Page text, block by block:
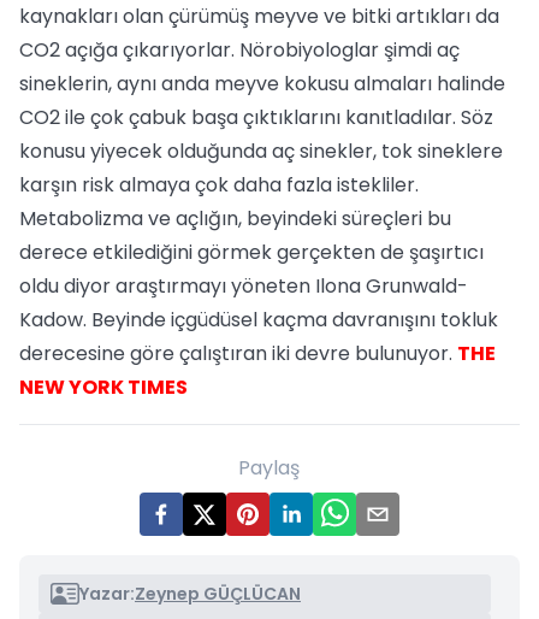
kaynakları olan çürümüş meyve ve bitki artıkları da
CO2 açığa çıkarıyorlar. Nörobiyologlar şimdi aç
sineklerin, aynı anda meyve kokusu almaları halinde
CO2 ile çok çabuk başa çıktıklarını kanıtladılar. Söz
konusu yiyecek olduğunda aç sinekler, tok sineklere
karşın risk almaya çok daha fazla istekliler.
Metabolizma ve açlığın, beyindeki süreçleri bu
derece etkilediğini görmek gerçekten de şaşırtıcı
oldu diyor araştırmayı yöneten Ilona Grunwald-
Kadow. Beyinde içgüdüsel kaçma davranışını tokluk
derecesine göre çalıştıran iki devre bulunuyor. THE
NEW YORK TIMES
Paylaş
Yazar:Zeynep GÜÇLÜCAN